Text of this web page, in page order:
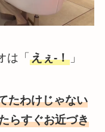
は「 えぇ-！」
たわけじゃない
らすぐお近づき